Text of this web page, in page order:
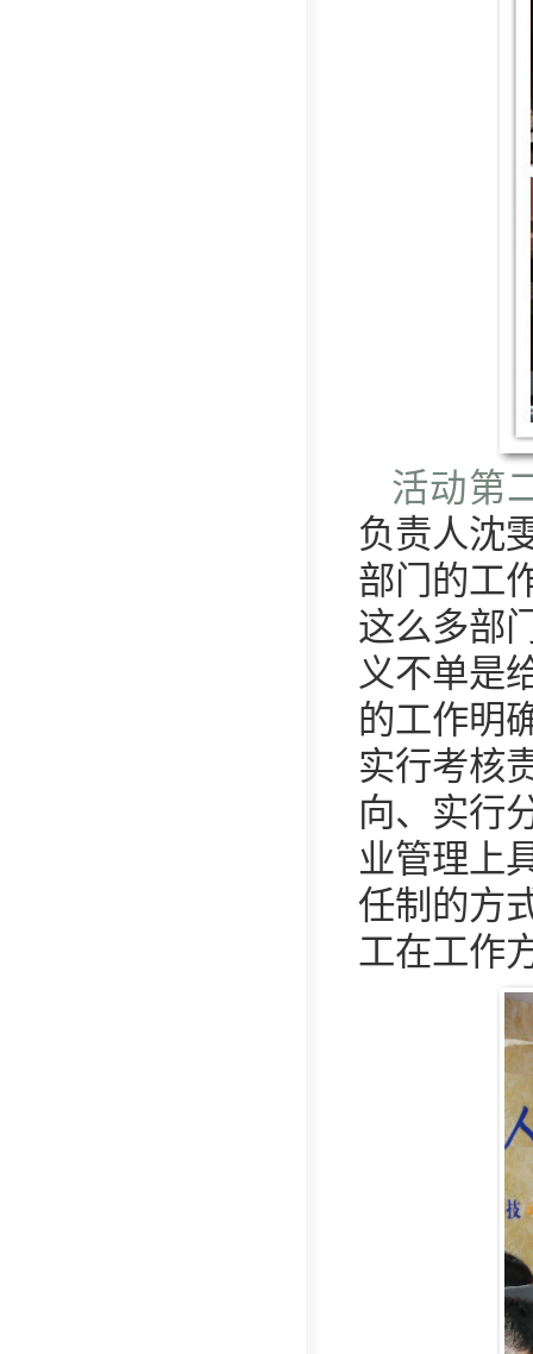
活动第
负责人沈
部门的工
这么多部
义不单是
的工作明
实行考核
向、实行
业管理上
任制的方
工在工作